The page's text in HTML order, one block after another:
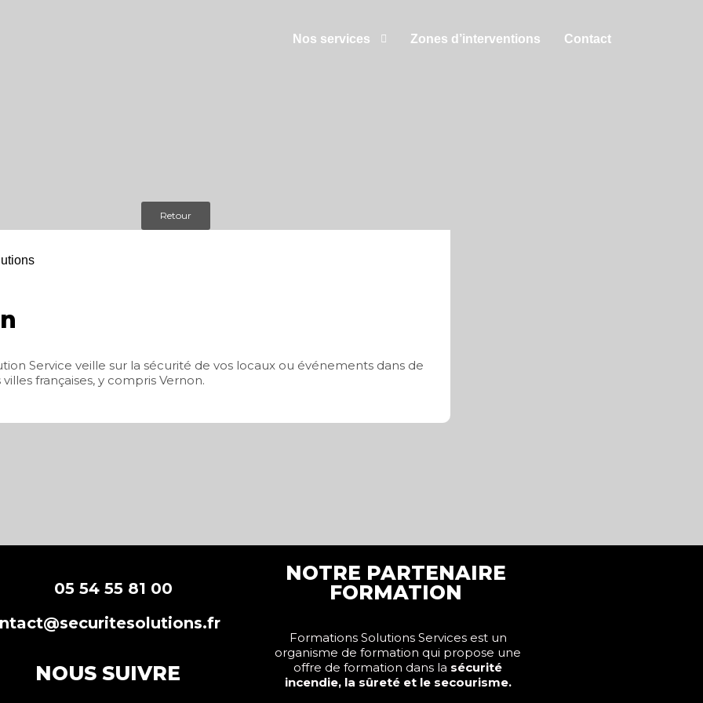
Nos services Zones d’interventions Contact
Retour
Service veille sur la sécurité de vos locaux ou événements dans de
françaises, y compris Vernon.
54 55 81 00
NOUS SUIVRE
NOTRE PARTENAIRE
FORMATION
Formations Solutions Services est un
organisme de formation qui propose une
offre de formation dans la sécurité
incendie, la sûreté et le secourisme.